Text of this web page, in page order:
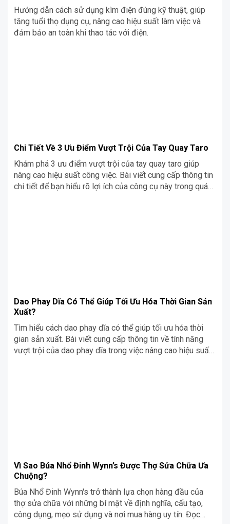
Hướng dẫn cách sử dụng kìm điện đúng kỹ thuật, giúp
tăng tuổi thọ dụng cụ, nâng cao hiệu suất làm việc và
đảm bảo an toàn khi thao tác với điện.
Chi Tiết Về 3 Ưu Điểm Vượt Trội Của Tay Quay Taro
Khám phá 3 ưu điểm vượt trội của tay quay taro giúp
nâng cao hiệu suất công việc. Bài viết cung cấp thông tin
chi tiết để bạn hiểu rõ lợi ích của công cụ này trong quá
Dao Phay Dĩa Có Thể Giúp Tối Ưu Hóa Thời Gian Sản
Xuất?
Tìm hiểu cách dao phay dĩa có thể giúp tối ưu hóa thời
gian sản xuất. Bài viết cung cấp thông tin về tính năng
vượt trội của dao phay dĩa trong việc nâng cao hiệu suất
Vì Sao Búa Nhổ Đinh Wynn’s Được Thợ Sửa Chữa Ưa
Chuộng?
Búa Nhổ Đinh Wynn's trở thành lựa chọn hàng đầu của
thợ sửa chữa với những bí mật về định nghĩa, cấu tạo,
công dụng, mẹo sử dụng và nơi mua hàng uy tín. Đọc